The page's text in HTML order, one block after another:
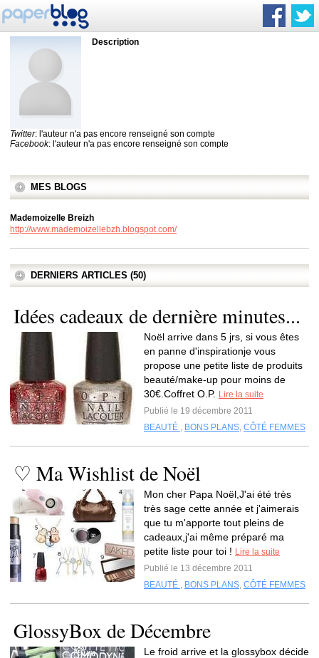
Description
Twitter: l'auteur n'a pas encore renseigné son compte
Facebook: l'auteur n'a pas encore renseigné son compte
MES BLOGS
Mademoizelle Breizh
http://www.mademoizellebzh.blogspot.com/
DERNIERS ARTICLES (50)
Idées cadeaux de dernière minutes...
Noël arrive dans 5 jrs, si vous êtes
en panne d'inspirationje vous
propose une petite liste de produits
beauté/make-up pour moins de
30€.Coffret O.P. Lire la suite
Publié le 19 décembre 2011
BEAUTÉ , BONS PLANS, CÔTÉ FEMMES
♡ Ma Wishlist de Noël
Mon cher Papa Noël,J'ai été très
très sage cette année et j'aimerais
que tu m'apporte tout pleins de
cadeaux,j'ai même préparé ma
petite liste pour toi ! Lire la suite
Publié le 13 décembre 2011
BEAUTÉ , BONS PLANS, CÔTÉ FEMMES
GlossyBox de Décembre
Le froid arrive et la glossybox décide